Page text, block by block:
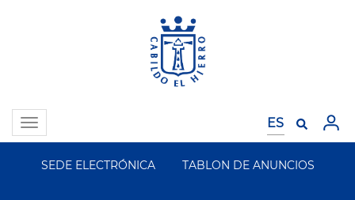
Toggle
navigation
Segundo
SEDE ELECTRÓNICA TABLON DE ANUNCIOS